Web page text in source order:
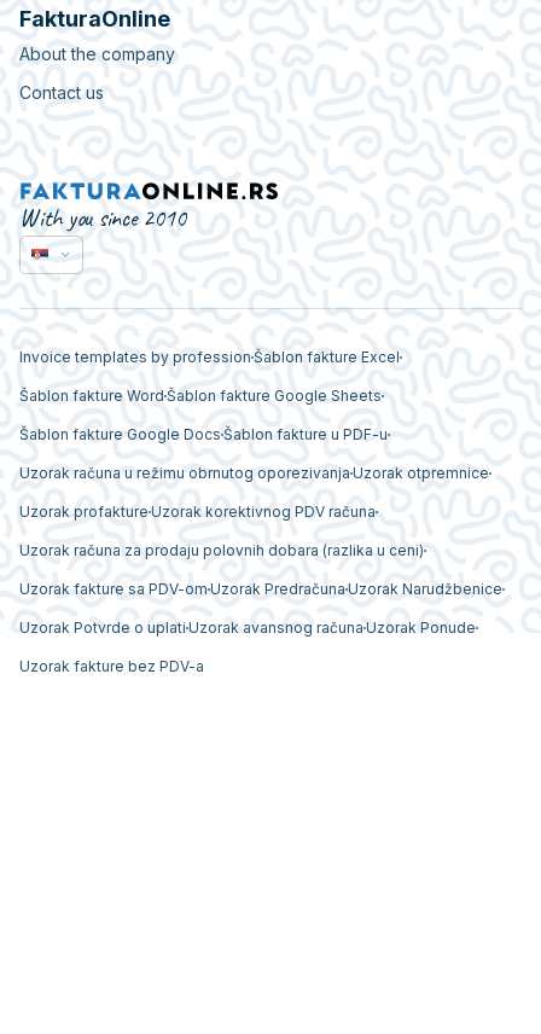
FakturaOnline
About the company
Contact us
With you since 2010
Invoice templates by profession Šablon fakture Excel
Šablon fakture Word Šablon fakture Google Sheets
Šablon fakture Google Docs Šablon fakture u PDF-u
Uzorak računa u režimu obrnutog oporezivanja Uzorak otpremnice
Uzorak profakture Uzorak korektivnog PDV računa
Uzorak računa za prodaju polovnih dobara (razlika u ceni)
Uzorak fakture sa PDV-om Uzorak Predračuna Uzorak Narudžbenice
Uzorak Potvrde o uplati Uzorak avansnog računa Uzorak Ponude
Uzorak fakture bez PDV-a